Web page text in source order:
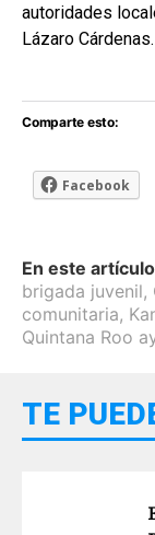
autoridades
Lázaro Cárdenas.
Comparte esto:
Facebook
En este artículo
brigada juvenil,
comunitaria,
Quintana Roo
TE